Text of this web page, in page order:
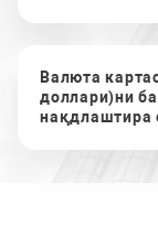
Валюта
доллари)ни
нақдлаштира